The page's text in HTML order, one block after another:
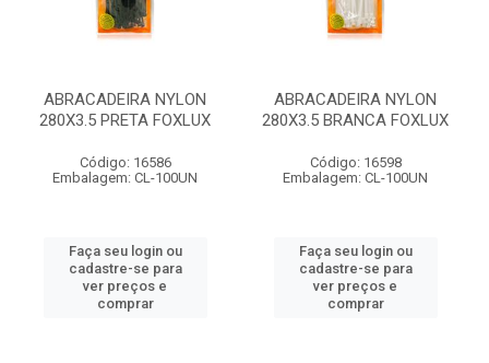
ABRACADEIRA NYLON
280X3.5 PRETA FOXLUX
Código: 16586
Embalagem: CL-100UN
Faça seu login ou
cadastre-se para
ver preços e
comprar
ABRACADEIRA NYLON
280X3.5 BRANCA FOXLUX
Código: 16598
Embalagem: CL-100UN
Faça seu login ou
cadastre-se para
ver preços e
comprar